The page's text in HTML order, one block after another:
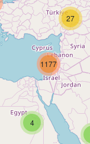
4
27
1177